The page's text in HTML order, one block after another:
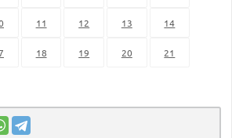
11 12 13 14
18 19 20 21